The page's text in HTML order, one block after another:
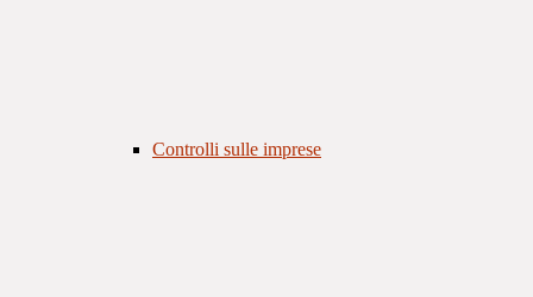
Controlli sulle imprese